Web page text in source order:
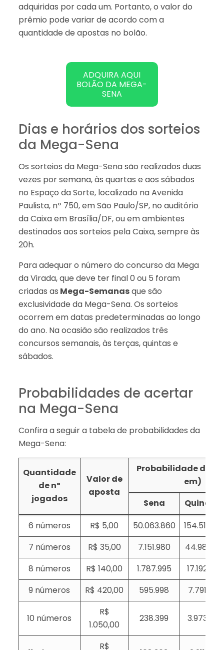
adquiridas por cada um. Portanto, o valor do
prêmio pode variar de acordo com a
quantidade de apostas no bolão.
ADQUIRA AQUI
BOLÃO DA MEGA-
SENA
Dias e horários dos sorteios
da Mega-Sena
Os sorteios da Mega-Sena são realizados duas
vezes por semana, às quartas e aos sábados
no Espaço da Sorte, localizado na Avenida
Paulista, nº 750, em São Paulo/SP, no auditório
da Caixa em Brasília/DF, ou em ambientes
destinados aos sorteios pela Caixa, sempre às
20h.
Para adequar o número do concurso da Mega
da Virada, que deve ter final 0 ou 5 foram
criadas as Mega-Semanasque são
exclusividade da Mega-Sena. Os sorteios
ocorrem em datas predeterminadas ao longo
do ano. Na ocasião são realizados três
concursos semanais, às terças, quintas e
sábados.
Probabilidades de acertar
na Mega-Sena
Confira a seguir a tabela de probabilidades da
Mega-Sena:
Quantidade
de nº
jogados
Valor de
aposta
Probabilidade de
em)
Sena
Quina
6 números
R$ 5,00 50.063.860
154.518
7 números
R$ 35,00 7.151.980
44.981
8 números
R$ 140,00 1.787.995
17.192
9 números
R$ 420,00 595.998 7.791
10 números
R$
1.050,00
238.399 3.973
R$